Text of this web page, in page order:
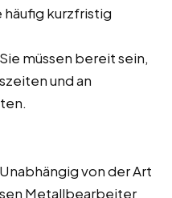
häufig kurzfristig
müssen bereit sein,
und an
von der Art
Metallbearbeiter